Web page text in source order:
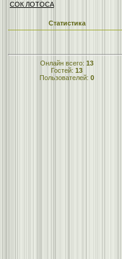
СОК ЛОТОСА
Статистика
Онлайн всего: 13
Гостей: 13
Пользователей: 0